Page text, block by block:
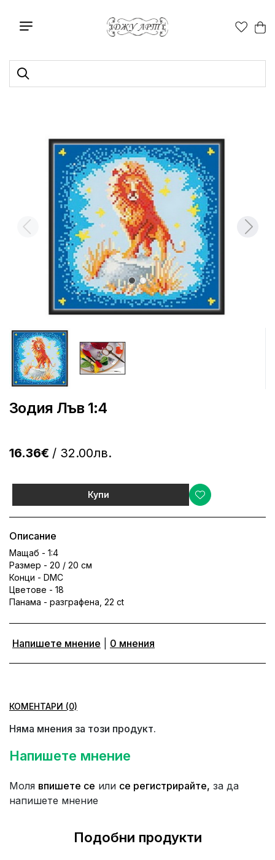
Зодия Лъв 1:4
16.36€ / 32.00лв.
Купи
Описание
Мащаб - 1:4
Размер - 20 / 20 см
Конци - DMC
Цветове - 18
Панама - разграфена, 22 ct
Напишете мнение 0 мнения
КОМЕНТАРИ (0)
Няма мнения за този продукт.
Напишете мнение
Моля впишете се или се регистрирайте, за да
напишете мнение
Подобни продукти